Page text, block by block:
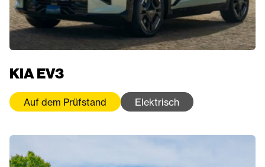
KIA EV3
Auf dem Prüfstand Elektrisch